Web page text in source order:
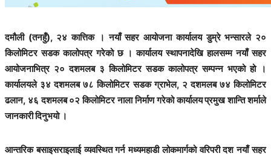
दमौली (तनहुँ), २४ कात्तिक । नयाँ सहर आयोजना कार्यालय डुम्रे भन्सारले २०
किलोमिटर सडक कालोपत्र गरेको छ । कार्यालय स्थापनादेखि हालसम्म नयाँ सहर
आयोजनाभित्र २० दशमलब ३ किलोमिटर सडक कालोपत्र सम्पन्न भएको हो ।
कार्यालयले ३४ दशमलब ७८ किलोमिटर सडक ग्राभेल, २ दशमलब ७४ किलोमिटर
ढलान, ४६ दशमलब ०२ किलोमिटर नाला निर्माण गरेको कार्यालय प्रमुख शान्ति शर्माले
जानकारी दिनुभयो ।
आन्तरिक बसाइसराइलाई व्यवस्थित गर्न मध्यमहाडी लोकमार्गको वरिपरी दश नयाँ सहर